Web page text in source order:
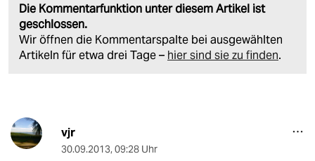
Die Kommentarfunktion unter diesem Artikel ist
geschlossen.
Wir öffnen die Kommentarspalte bei ausgewählten
Artikeln für etwa drei Tage – hier sind sie zu finden.
vjr
30.09.2013, 09:28 Uhr